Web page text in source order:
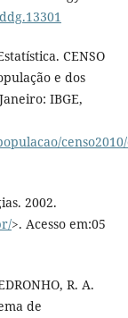
CENSO
e dos
IBGE,
2002.
>. Acesso em:05
R. A.
de